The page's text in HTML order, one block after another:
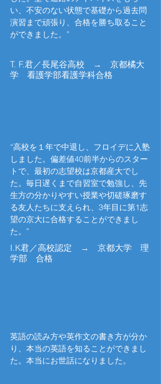
英語の読み方や英作文の書き方が分か
り、本当の英語を知ることができまし
た。本当にお世話になりました。
“高校を１年で中退し、フロイデに入塾
しました。偏差値40前半からのスター
トで、最初の志望校は京都産大でし
た。毎日遅くまで自習室で勉強し、先
生方の分かりやすい授業や切磋琢磨す
る友人たちに支えられ、3年目に第1志
望の京大に合格することができまし
た。”
I.K君／高校認定 → 京都大学 理
学部 合格
い、不安のない状態で基礎から過去問
演習まで頑張り、合格を勝ち取ること
ができました。 ”
T. F.君／長尾谷高校 → 京都橘大
学 看護学部看護学科合格